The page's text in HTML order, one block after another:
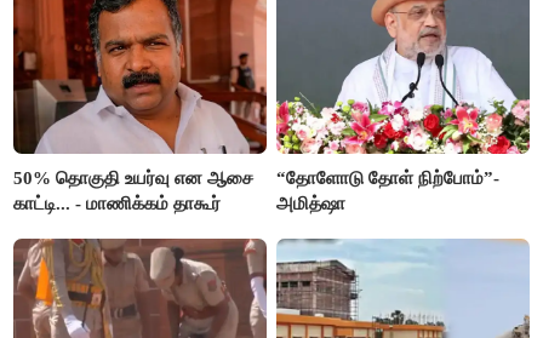
50% தொகுதி உயர்வு என ஆசை
காட்டி... - மாணிக்கம் தாகூர்
“தோளோடு தோள் நிற்போம்”-
அமித்ஷா